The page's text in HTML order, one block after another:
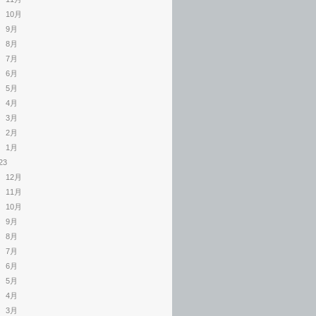
10月
9月
8月
7月
6月
5月
4月
3月
2月
1月
12月
11月
10月
9月
8月
7月
6月
5月
4月
3月